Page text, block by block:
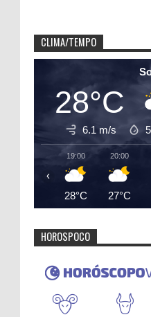
CLIMA/TEMPO
28°C
6.1 m/s
19:00
28°C
20:00
27°C
‹
HOROSPOCO